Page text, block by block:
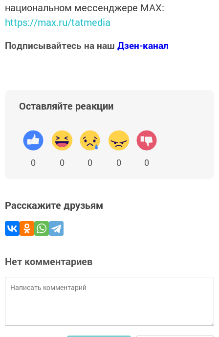
национальном мессенджере MАХ:
https://max.ru/tatmedia
Подписывайтесь на наш Дзен-канал
Оставляйте реакции
0 0 0 0 0
Расскажите друзьям
Нет комментариев